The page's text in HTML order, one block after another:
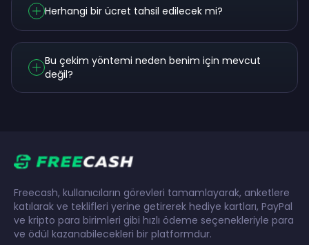
Herhangi bir ücret tahsil edilecek mi?
Bu çekim yöntemi neden benim için mevcut
değil?
Freecash, kullanıcıların görevleri tamamlayarak, anketlere
katılarak ve teklifleri yerine getirerek hediye kartları, PayPal
ve kripto para birimleri gibi hızlı ödeme seçenekleriyle para
ve ödül kazanabilecekleri bir platformdur.